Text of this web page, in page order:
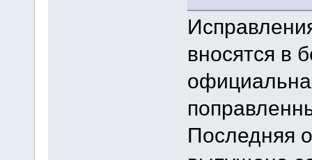
вносятся в
Последняя